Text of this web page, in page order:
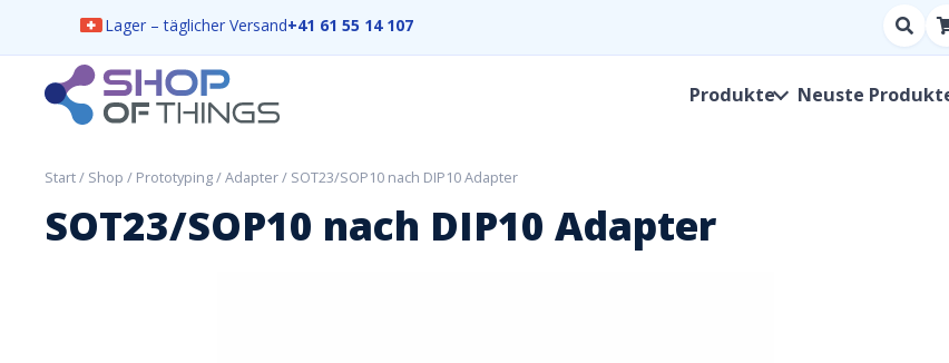
Lager – täglicher Versand+41 61 55 14 107
Suchen
nach
ShopOfThings
Produkte Neuste
Start/ Shop / Prototyping/Adapter/ SOT23/SOP10 nach DIP10 Adapter
SOT23/SOP10 nach DIP10 Adapter